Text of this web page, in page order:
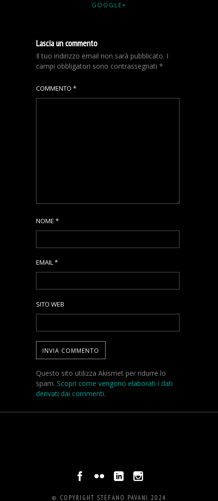
GOOGLE+
Lascia un commento
Il tuo indirizzo email non sarà pubblicato. I
campi obbligatori sono contrassegnati *
COMMENTO *
NOME *
EMAIL*
SITO WEB
Questo sito utilizza Akismet per ridurre lo
spam. Scopri come vengono elaborati i dati
derivati dai commenti.
© COPYRIGHT STEFANO PAVANI 2024